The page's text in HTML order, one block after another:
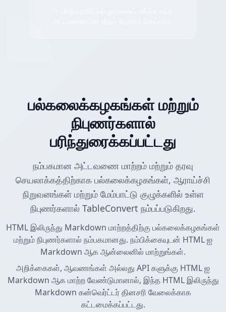
பல்கலைக்கழகங்கள் மற்றும்
நிபுணர்களால்
பரிந்துரைக்கப்பட்டது
நம்பகமான அட்டவணை மாற்றம் மற்றும் தரவு
செயலாக்கத்திற்காக பல்கலைக்கழகங்கள், ஆராய்ச்சி
நிறுவனங்கள் மற்றும் மேம்பாட்டு குழுக்களில் உள்ள
நிபுணர்களால் TableConvert நம்பப்படுகிறது.
HTML இலிருந்து Markdown மாற்றத்திற்கு பல்கலைக்கழகங்கள்
மற்றும் நிபுணர்களால் நம்பகமானது. நம்பிக்கையுடன் HTML ஐ
Markdown ஆக ஆன்லைனில் மாற்றுங்கள்.
அறிக்கைகள், ஆவணங்கள் அல்லது API களுக்கு HTML ஐ
Markdown ஆக மாற்ற வேண்டுமானால், இந்த HTML இலிருந்து
Markdown கன்வெர்ட்டர் தினசரி வேலைக்காக
கட்டமைக்கப்பட்டது.